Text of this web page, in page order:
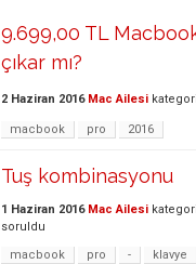
9.699,00 TL
çıkar mı?
2 Haziran 2016 Mac Ailesi
macbook pro 2016
Tuş kombinasyonu
1 Haziran 2016 Mac Ailesi
soruldu
macbook
pro - klavye